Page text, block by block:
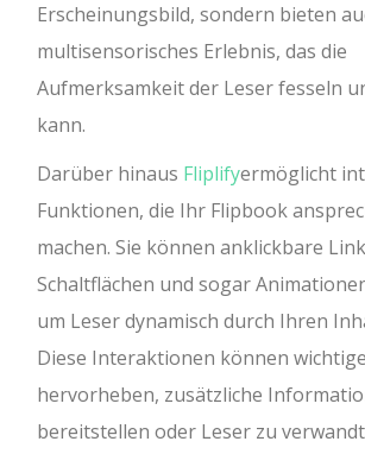
Erscheinungsbild, sondern bieten
multisensorisches Erlebnis, das die
Aufmerksamkeit der Leser fesseln
kann.
Darüber hinaus Fliplifyermöglicht
Funktionen, die Ihr Flipbook
machen. Sie können anklickbare
Schaltflächen und sogar
um Leser dynamisch durch Ihren
Diese Interaktionen können
hervorheben, zusätzliche
bereitstellen oder Leser zu